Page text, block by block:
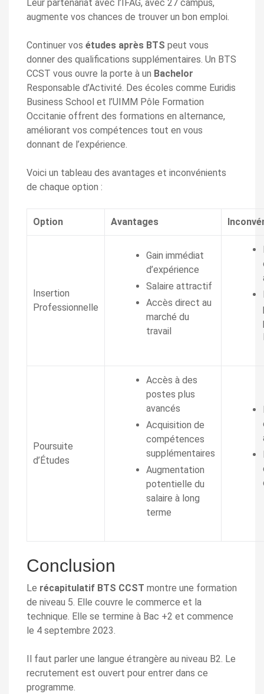
Leur partenariat avec l’IFAG, avec 27 campus,
augmente vos chances de trouver un bon emploi.
Continuer vos études après BTS peut vous
donner des qualifications supplémentaires. Un BTS
CCST vous ouvre la porte à un Bachelor
Responsable d’Activité. Des écoles comme Euridis
Business School et l’UIMM Pôle Formation
Occitanie offrent des formations en alternance,
améliorant vos compétences tout en vous
donnant de l’expérience.
Voici un tableau des avantages et inconvénients
de chaque option :
Option Avantages
Insertion
Professionnelle
Gain immédiat
d’expérience
Salaire attractif
Accès direct au
marché du
travail
Poursuite
d’Études
Accès à des
postes plus
avancés
Acquisition de
compétences
supplémentaires
Augmentation
potentielle du
salaire à long
terme
Conclusion
Le récapitulatif BTS CCST montre une formation
de niveau 5. Elle couvre le commerce et la
technique. Elle se termine à Bac +2 et commence
le 4 septembre 2023.
Il faut parler une langue étrangère au niveau B2. Le
recrutement est ouvert pour entrer dans ce
programme.